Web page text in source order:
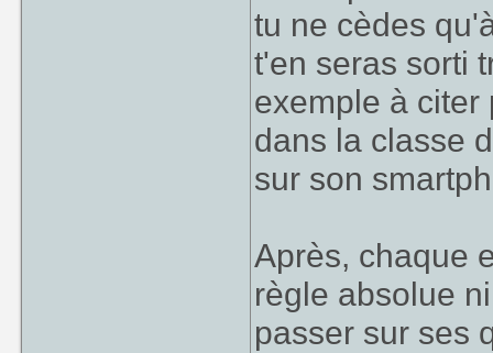
tu ne cèdes
t'en seras sorti
exemple à citer
dans la classe
sur son
Après, chaque
règle absolue
passer sur ses